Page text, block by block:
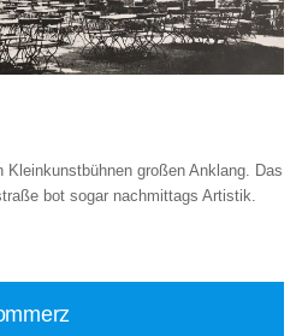
Kleinkunstbühnen großen Anklang. Das
bot sogar nachmittags Artistik.